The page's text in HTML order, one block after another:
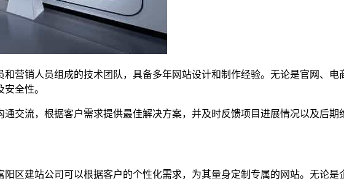
营销人员组成的技术团队，具备多年网站设计和制作经验。无论是官网、
全性。
交流，根据客户需求提供最佳解决方案，并及时反馈项目进展情况以及后期
区建站公司可以根据客户的个性化需求，为其量身定制专属的网站。无论